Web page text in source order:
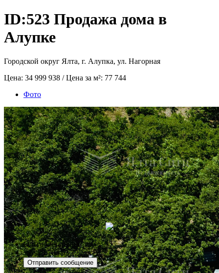
ID:523 Продажа дома в
Алупке
Городской округ Ялта, г. Алупка, ул. Нагорная
Цена: 34 999 938 / Цена за м²: 77 744
Фото
Ольга Остапенко
+7 978 794 62 72
Отправить сообщение